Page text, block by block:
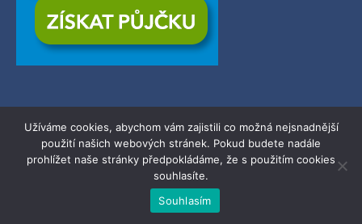
© 2026Zerba.cz| Všechna práva vyhrazena.
Užíváme cookies, abychom vám zajistili co možná nejsnadnější
použití našich webových stránek. Pokud budete nadále
prohlížet naše stránky předpokládáme, že s použitím cookies
souhlasíte.
Souhlasím